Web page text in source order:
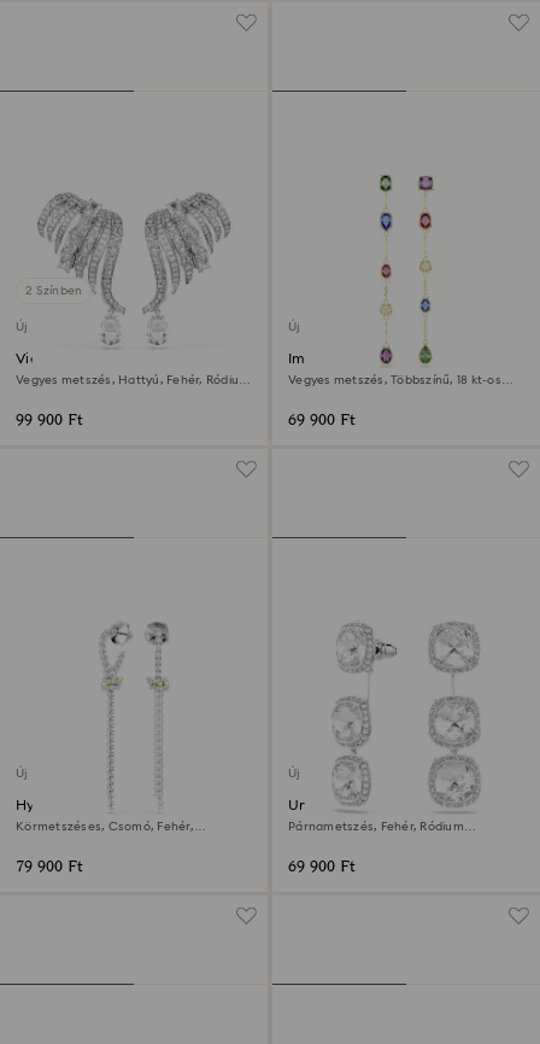
2 Színben
Új
Vienna klipszes fülbevaló
Vegyes metszés, Hattyú, Fehér, Ródium
99 900 Ft
Új
Imber csepp alakú fülbevaló
Vegyes metszés, Többszínű, 18 kt-os
69 900 Ft
Új
Hyperbola csepp alakú
fülbevaló
Körmetszéses, Csomó, Fehér,
79 900 Ft
Új
Una Angelic fülbevalók
Párnametszés, Fehér, Ródium
69 900 Ft